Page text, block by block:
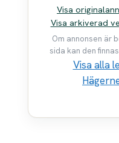
Visa
Visa arkiverad
Om annonsen är
sida kan den
Visa alla